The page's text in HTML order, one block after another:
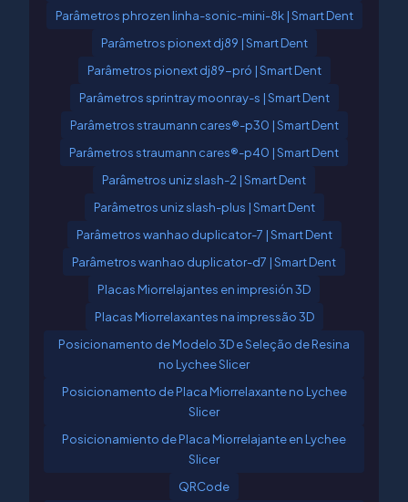
Parâmetros phrozen linha-sonic-mini-8k | Smart Dent
Parâmetros pionext dj89 | Smart Dent
Parâmetros pionext dj89-pró | Smart Dent
Parâmetros sprintray moonray-s | Smart Dent
Parâmetros straumann cares®-p30 | Smart Dent
Parâmetros straumann cares®-p40 | Smart Dent
Parâmetros uniz slash-2 | Smart Dent
Parâmetros uniz slash-plus | Smart Dent
Parâmetros wanhao duplicator-7 | Smart Dent
Parâmetros wanhao duplicator-d7 | Smart Dent
Placas Miorrelajantes en impresión 3D
Placas Miorrelaxantes na impressão 3D
Posicionamento de Modelo 3D e Seleção de Resina
no Lychee Slicer
Posicionamento de Placa Miorrelaxante no Lychee
Slicer
Posicionamiento de Placa Miorrelajante en Lychee
Slicer
QRCode